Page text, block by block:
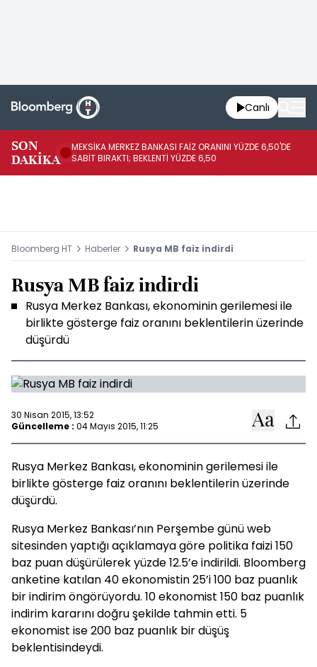
Canlı
SON
DAKİKA
MEKSİKA MERKEZ BANKASI FAİZ ORANINI YÜZDE 6,50'DE
SABİT BIRAKTI; BEKLENTİ YÜZDE 6,50
Bloomberg HT Haberler Rusya MB faiz indirdi
Rusya MB faiz indirdi
Rusya Merkez Bankası, ekonominin gerilemesi ile
birlikte gösterge faiz oranını beklentilerin üzerinde
düşürdü
30 Nisan 2015, 13:52
Güncelleme : 04 Mayıs 2015, 11:25
Rusya Merkez Bankası, ekonominin gerilemesi ile
birlikte gösterge faiz oranını beklentilerin üzerinde
düşürdü.
Rusya Merkez Bankası’nın Perşembe günü web
sitesinden yaptığı açıklamaya göre politika faizi 150
baz puan düşürülerek yüzde 12.5’e indirildi. Bloomberg
anketine katılan 40 ekonomistin 25’i 100 baz puanlık
bir indirim öngörüyordu. 10 ekonomist 150 baz puanlık
indirim kararını doğru şekilde tahmin etti. 5
ekonomist ise 200 baz puanlık bir düşüş
beklentisindeydi.